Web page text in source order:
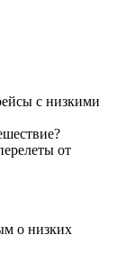
с низкими
от
о низких